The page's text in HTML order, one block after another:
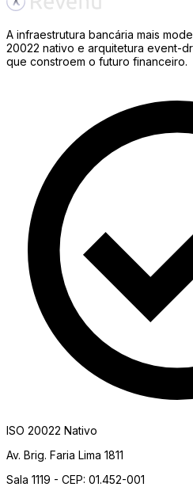
A infraestrutura bancária mais
20022 nativo e arquitetura event-
que constroem o futuro financeiro.
ISO 20022 Nativo
Av. Brig. Faria Lima 1811
Sala 1119 - CEP: 01.452-001